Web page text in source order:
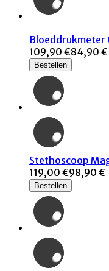
Bloeddrukmeter
109,90 €84,90 €
Bestellen
Stethoscoop
119,00 €98,90 €
Bestellen